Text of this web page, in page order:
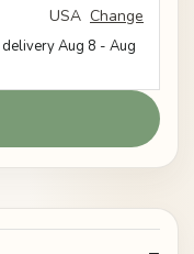
USA Change
deliveryAug 8 - Aug